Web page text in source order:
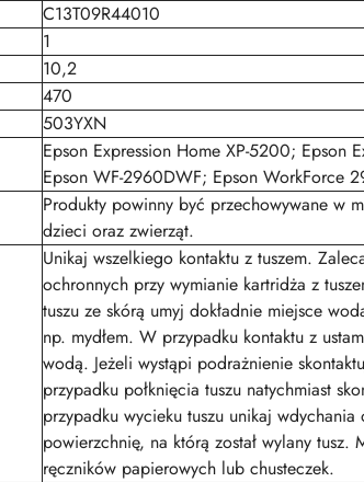
C13T09R44010
1
10,2
470
503YXN
Epson Expression Home XP-5200; Epson
Epson WF-2960DWF; Epson WorkForce
Produkty powinny być przechowywane w
dzieci oraz zwierząt.
Unikaj wszelkiego kontaktu z tuszem.
ochronnych przy wymianie kartridża z
tuszu ze skórą umyj dokładnie miejsce
np. mydłem. W przypadku kontaktu z
wodą. Jeżeli wystąpi podrażnienie
przypadku połknięcia tuszu natychmiast
przypadku wycieku tuszu unikaj
powierzchnię, na którą został wylany tusz.
ręczników papierowych lub chusteczek.